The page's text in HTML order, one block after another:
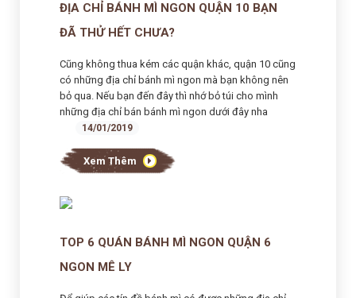
ĐỊA CHỈ BÁNH MÌ NGON QUẬN 10 BẠN
ĐÃ THỬ HẾT CHƯA?
Cũng không thua kém các quận khác, quận 10 cũng
có những địa chỉ bánh mì ngon mà bạn không nên
bỏ qua. Nếu bạn đến đây thì nhớ bỏ túi cho mình
những địa chỉ bán bánh mì ngon dưới đây nha
14/01/2019
Xem Thêm
TOP 6 QUÁN BÁNH MÌ NGON QUẬN 6
NGON MÊ LY